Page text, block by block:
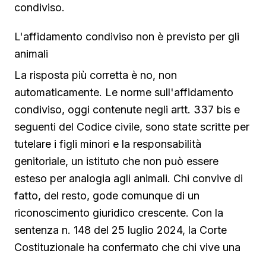
condiviso.
L'affidamento condiviso non è previsto per gli
animali
La risposta più corretta è no, non
automaticamente. Le norme sull'affidamento
condiviso, oggi contenute negli artt. 337 bis e
seguenti del Codice civile, sono state scritte per
tutelare i figli minori e la responsabilità
genitoriale, un istituto che non può essere
esteso per analogia agli animali. Chi convive di
fatto, del resto, gode comunque di un
riconoscimento giuridico crescente. Con la
sentenza n. 148 del 25 luglio 2024, la Corte
Costituzionale ha confermato che chi vive una